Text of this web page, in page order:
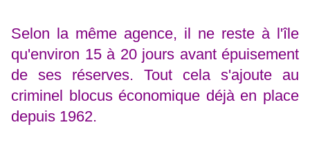
Selon la même agence, il ne reste à l'île
qu'environ 15 à 20 jours avant épuisement
de ses réserves. Tout cela s'ajoute au
criminel blocus économique déjà en place
depuis 1962.